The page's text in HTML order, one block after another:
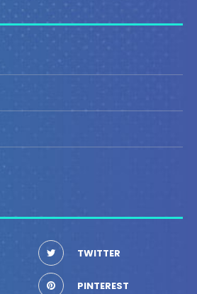
TWITTER
PINTEREST